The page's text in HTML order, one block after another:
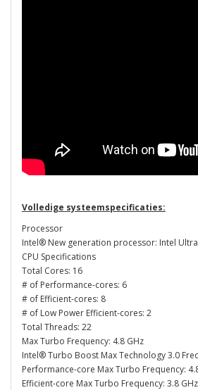
Volledige systeemspecificaties:
Processor
Intel® New generation processor: Intel
CPU Specifications
Total Cores: 16
# of Performance-cores: 6
# of Efficient-cores: 8
# of Low Power Efficient-cores: 2
Total Threads: 22
Max Turbo Frequency: 4.8 GHz
Intel® Turbo Boost Max Technology 3.0
Performance-core Max Turbo Frequency:
Efficient-core Max Turbo Frequency: 3.8 GHz